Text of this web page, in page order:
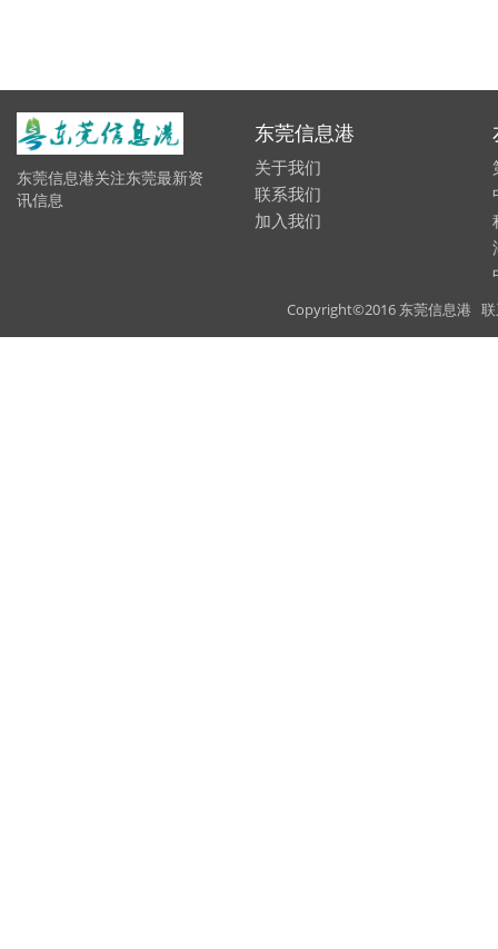
东莞信息港关注东莞最新资
讯信息
东莞信息港
关于我们
联系我们
加入我们
Copyright©2016 东莞信息港 联